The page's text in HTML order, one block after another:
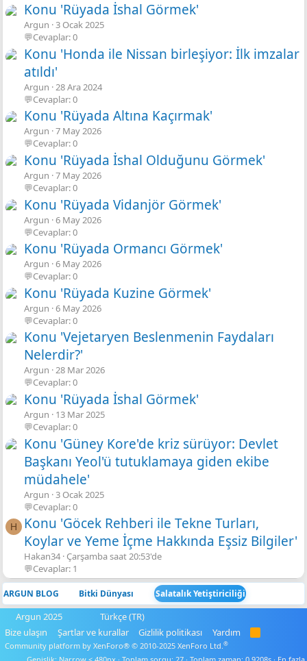
Konu 'Rüyada İshal Görmek'
Argun 3 Ocak 2025
💬Cevaplar: 0
Konu 'Honda ile Nissan birleşiyor: İlk imzalar
atıldı'
Argun 28 Ara 2024
💬Cevaplar: 0
Konu 'Rüyada Altına Kaçırmak'
Argun 7 May 2026
💬Cevaplar: 0
Konu 'Rüyada İshal Olduğunu Görmek'
Argun 7 May 2026
💬Cevaplar: 0
Konu 'Rüyada Vidanjör Görmek'
Argun 6 May 2026
💬Cevaplar: 0
Konu 'Rüyada Ormancı Görmek'
Argun 6 May 2026
💬Cevaplar: 0
Konu 'Rüyada Kuzine Görmek'
Argun 6 May 2026
💬Cevaplar: 0
Konu 'Vejetaryen Beslenmenin Faydaları
Nelerdir?'
Argun 28 Mar 2026
💬Cevaplar: 0
Konu 'Rüyada İshal Görmek'
Argun
13 Mar 2025
💬Cevaplar: 0
Konu 'Güney Kore'de kriz sürüyor: Devlet
Başkanı Yeol'ü tutuklamaya giden ekibe
müdahele'
Argun
3 Ocak 2025
💬Cevaplar: 0
H
Konu 'Göcek Rehberi ile Tekne Turları,
Koylar ve Yeme İçme Hakkında Eşsiz Bilgiler'
Hakan34 Çarşamba saat 20:53'de
💬Cevaplar: 1
ARGUN BLOG Bitki Dünyası Salatalık Yetiştiriciliği
Argun 2025
Türkçe (TR)
Bize ulaşın
Şartlar ve kurallar Gizlilik politikası Yardım
R
Community platform by XenForo® © 2010-2025 XenForo Ltd.®